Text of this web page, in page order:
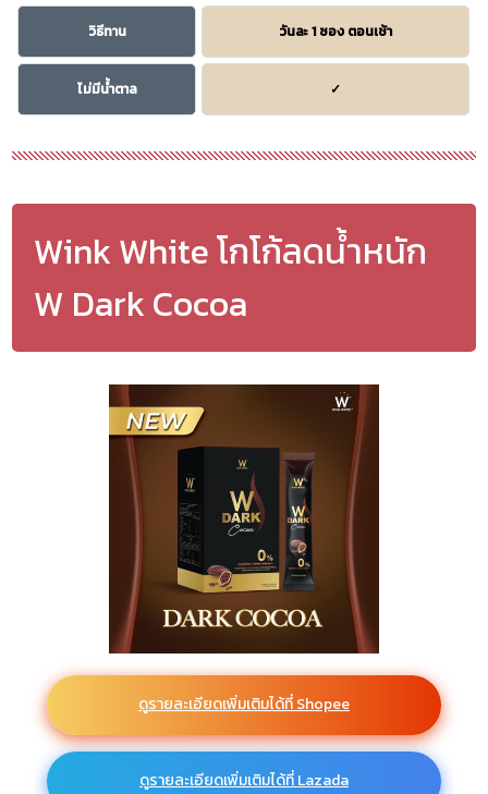
วิธีทาน วันละ 1 ซอง ตอนเช้า
ไม่มีน้ำตาล ✓
Wink White โกโก้ลดน้ำหนัก
W Dark Cocoa
ดูรายละเอียดเพิ่มเติมได้ที่ Shopee
ดูรายละเอียดเพิ่มเติมได้ที่ Lazada